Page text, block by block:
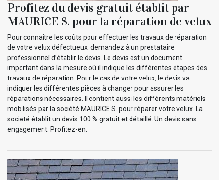
Profitez du devis gratuit établit par
MAURICE S. pour la réparation de velux
Pour connaître les coûts pour effectuer les travaux de réparation
de votre velux défectueux, demandez à un prestataire
professionnel d’établir le devis. Le devis est un document
important dans la mesure où il indique les différentes étapes des
travaux de réparation. Pour le cas de votre velux, le devis va
indiquer les différentes pièces à changer pour assurer les
réparations nécessaires. Il contient aussi les différents matériels
mobilisés par la société MAURICE S. pour réparer votre velux. La
société établit un devis 100 % gratuit et détaillé. Un devis sans
engagement. Profitez-en.